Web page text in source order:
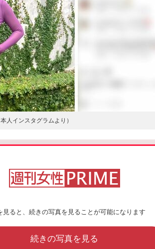
人インスタグラムより）
見ると、続きの写真を見ることが可能になります
続きの写真を見る